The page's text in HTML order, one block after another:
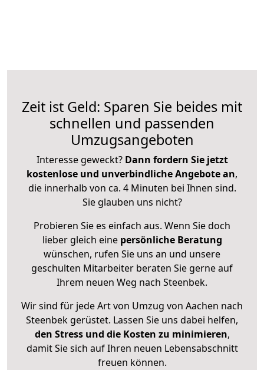
Zeit ist Geld: Sparen Sie beides mit
schnellen und passenden
Umzugsangeboten
Interesse geweckt? Dann fordern Sie jetzt
kostenlose und unverbindliche Angebote an,
die innerhalb von ca. 4 Minuten bei Ihnen sind.
Sie glauben uns nicht?
Probieren Sie es einfach aus. Wenn Sie doch
lieber gleich eine persönliche Beratung
wünschen, rufen Sie uns an und unsere
geschulten Mitarbeiter beraten Sie gerne auf
Ihrem neuen Weg nach Steenbek.
Wir sind für jede Art von Umzug von Aachen nach
Steenbek gerüstet. Lassen Sie uns dabei helfen,
den Stress und die Kosten zu minimieren,
damit Sie sich auf Ihren neuen Lebensabschnitt
freuen können.